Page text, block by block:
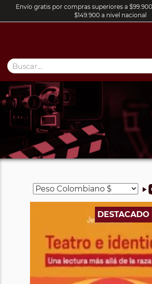
Envío gratis por compras superiores a
$149.900 a nivel nacional
DESTACADO